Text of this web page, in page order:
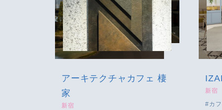
アーキテクチャカフェ 棲
家
新宿
新宿
カ